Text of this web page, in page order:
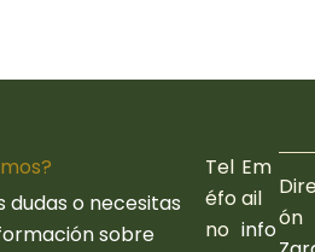
dudas o necesitas
sobre
Tel
éfo
no
Em
ail
infoón